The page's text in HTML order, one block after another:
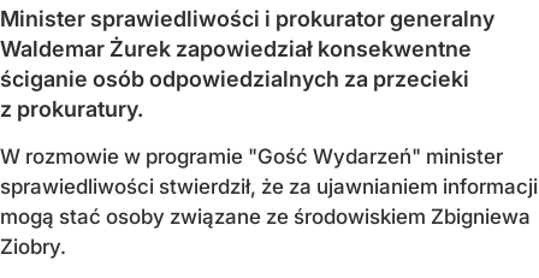
Minister sprawiedliwości i prokurator generalny
Waldemar Żurek zapowiedział konsekwentne
ściganie osób odpowiedzialnych za przecieki
z prokuratury.
W rozmowie w programie "Gość Wydarzeń" minister
sprawiedliwości stwierdził, że za ujawnianiem informacji
mogą stać osoby związane ze środowiskiem Zbigniewa
Ziobry.